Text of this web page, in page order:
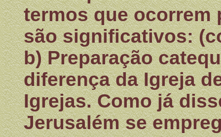
termos que ocorrem
são significativos:
b) Preparação
diferença da Igreja
Igrejas. Como já
Jerusalém se